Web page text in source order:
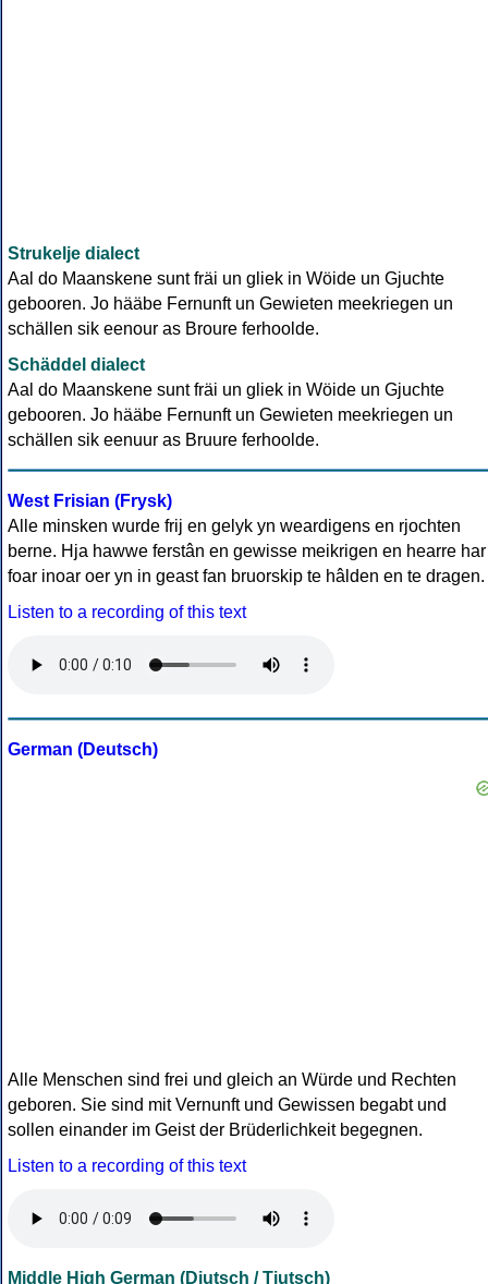
Strukelje dialect
Aal do Maanskene sunt fräi un gliek in Wöide un Gjuchte
gebooren. Jo hääbe Fernunft un Gewieten meekriegen un
schällen sik eenour as Broure ferhoolde.
Schäddel dialect
Aal do Maanskene sunt fräi un gliek in Wöide un Gjuchte
gebooren. Jo hääbe Fernunft un Gewieten meekriegen un
schällen sik eenuur as Bruure ferhoolde.
West Frisian (Frysk)
Alle minsken wurde frij en gelyk yn weardigens en rjochten
berne. Hja hawwe ferstân en gewisse meikrigen en hearre har
foar inoar oer yn in geast fan bruorskip te hâlden en te dragen.
Listen to a recording of this text
German (Deutsch)
Alle Menschen sind frei und gleich an Würde und Rechten
geboren. Sie sind mit Vernunft und Gewissen begabt und
sollen einander im Geist der Brüderlichkeit begegnen.
Listen to a recording of this text
Middle High German (Diutsch / Tiutsch)